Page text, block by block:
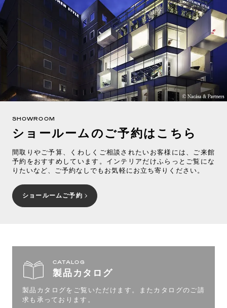
SHOWROOM
ショールームのご予約はこちら
間取りやご予算、くわしくご相談されたいお客様には、ご来館
予約をおすすめしています。インテリアだけふらっとご覧にな
りたいなど、ご予約なしでもお気軽にお立ち寄りください。
ショールームご予約
CATALOG
製品カタログ
製品カタログをご覧いただけます。
またカタログのご請
求も承っております。